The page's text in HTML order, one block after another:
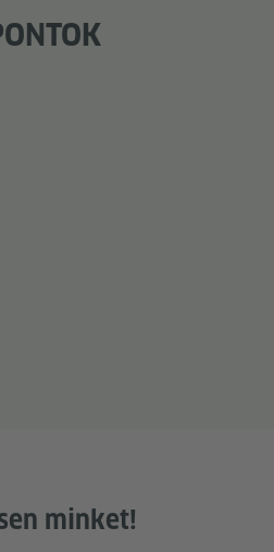
minket!